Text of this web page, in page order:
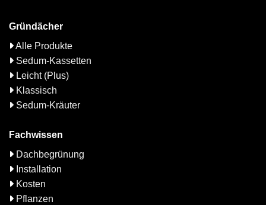
Gründächer
Alle Produkte
Sedum-Kassetten
Leicht (Plus)
Klassisch
Sedum-Kräuter
Fachwissen
Dachbegrünung
Installation
Kosten
Pflanzen